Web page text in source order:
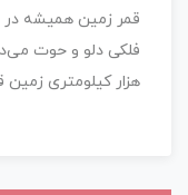
قمر زمین همیشه در
هزار کیلومتری زمین